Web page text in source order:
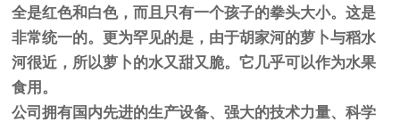
全是红色和白色，而且只有一个孩子的拳头大小。这是
非常统一的。更为罕见的是，由于胡家河的萝卜与稻水
河很近，所以萝卜的水又甜又脆。它几乎可以作为水果
食用。
公司拥有国内先进的生产设备、强大的技术力量、科学